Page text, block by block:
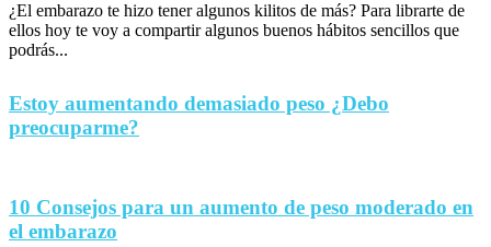
¿El embarazo te hizo tener algunos kilitos de más? Para librarte de
ellos hoy te voy a compartir algunos buenos hábitos sencillos que
podrás...
Estoy aumentando demasiado peso ¿Debo
preocuparme?
10 Consejos para un aumento de peso moderado en
el embarazo